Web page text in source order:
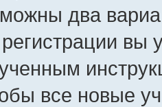
два
вы
все новые